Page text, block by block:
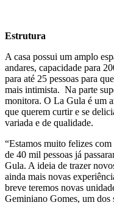
Estrutura
A casa possui um amplo
andares, capacidade para
para até 25 pessoas para
mais intimista. Na parte
monitora. O La Gula é um
que querem curtir e se
variada e de qualidade.
“Estamos muito felizes com
de 40 mil pessoas já
Gula. A ideia de trazer
ainda mais novas
breve teremos novas
Geminiano Gomes, um dos